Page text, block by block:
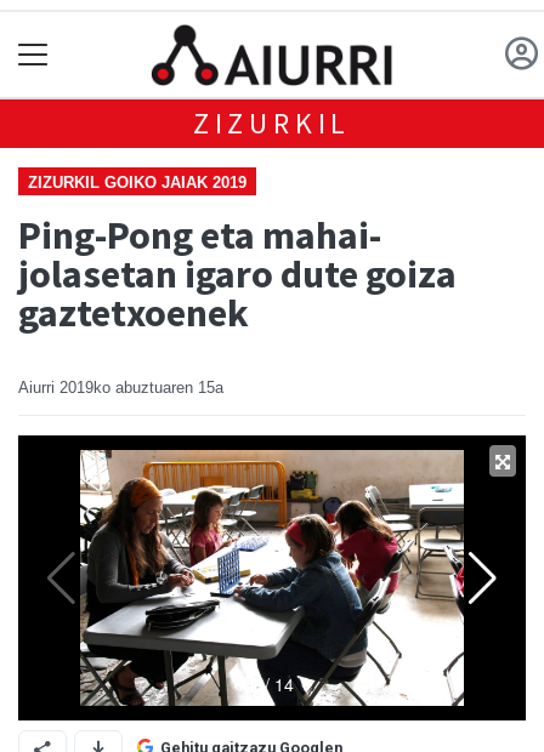
ZIZURKIL
ZIZURKIL GOIKO JAIAK 2019
Ping-Pong eta mahai-
jolasetan igaro dute goiza
gaztetxoenek
Aiurri 2019ko abuztuaren 15a
Gehitu gaitzazu Googlen